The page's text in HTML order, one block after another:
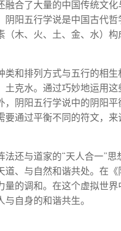
融合了大量的中国传统文
阴阳五行学说是中国古代
（木、火、土、金、水）
和排列方式与五行的相生
土克水。通过巧妙地运用
阴阳五行学说中的阴阳平
要通过平衡不同的符文，
还与道家的“天人合一”
道、与自然和谐共处。在
量的调和。在这个虚拟世
自身的和谐共生。